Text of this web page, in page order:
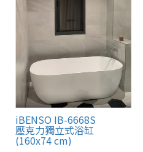
iBENSO IB-6668S
壓克力獨立式浴缸
(160x74 cm)